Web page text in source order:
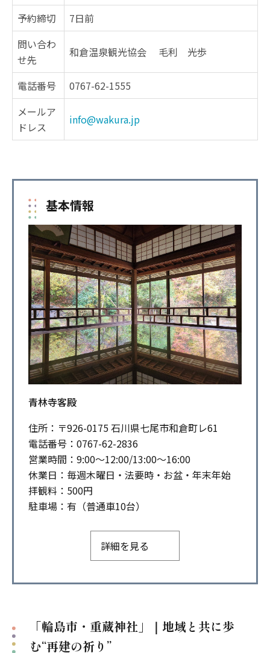
予約締切
7日前
問い合わ
せ先
和倉温泉観光協会 毛利 光歩
電話番号
0767-62-1555
メールア
ドレス
info@wakura.jp
基本情報
青林寺客殿
住所：〒926-0175 石川県七尾市和倉町レ61
電話番号：0767-62-2836
営業時間：9:00～12:00/13:00～16:00
休業日：毎週木曜日・法要時・お盆・年末年始
拝観料：500円
駐車場：有（普通車10台）
詳細を見る
「輪島市・重蔵神社」｜地域と共に歩
む“再建の祈り”